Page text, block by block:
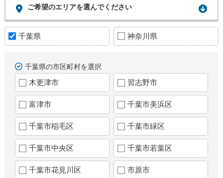
ご希望のエリアを選んでください
千葉県 神奈川県
千葉県の市区町村を選択
木更津市 習志野市
富津市 千葉市美浜区
千葉市稲毛区 千葉市緑区
千葉市中央区 千葉市若葉区
千葉市花見川区 市原市